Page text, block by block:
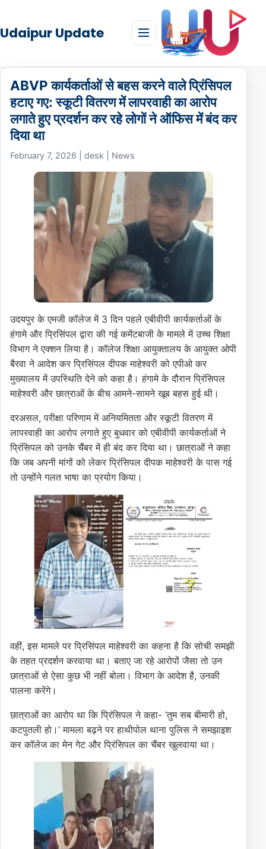
Udaipur Update
Home
News
Classifieds
Wedding
Hotels
Places to Visit
Festivals
Featured
About
ABVP कार्यकर्ताओं से बहस करने वाले प्रिंसिपल
हटाए गए: स्कूटी वितरण में लापरवाही का आरोप
लगाते हुए प्रदर्शन कर रहे लोगों ने ऑफिस में बंद कर
दिया था
February 7, 2026 | desk | News
उदयपुर के एमजी कॉलेज में 3 दिन पहले एबीवीपी कार्यकर्ताओं के
हंगामे और प्रिसिंपल द्वारा की गई कमेंटबाजी के मामले में उच्च शिक्षा
विभाग ने एक्शन लिया है। कॉलेज शिक्षा आयुक्तालय के आयुक्त ओपी
बैरवा ने आदेश कर प्रिसिंपल दीपक माहेश्वरी को एपीओ कर
मुख्यालय में उपस्थिति देने को कहा है। हंगामे के दौरान प्रिंसिपल
माहेश्वरी और छात्राओं के बीच आमने-सामने खूब बहस हुई थी।
दरअसल, परीक्षा परिणाम में अनियमितता और स्कूटी वितरण में
लापरवाही का आरोप लगाते हुए बुधवार को एबीवीपी कार्यकर्ताओं ने
प्रिंसिपल को उनके चैंबर में ही बंद कर दिया था। छात्राओं ने कहा
कि जब अपनी मांगों को लेकर प्रिंसिपल दीपक माहेश्वरी के पास गई
तो उन्होंने गलत भाषा का प्रयोग किया।
वहीं, इस मामले पर प्रिसिंपल माहेश्वरी का कहना है कि सोची समझी
के तहत प्रदर्शन करवाया था। बताए जा रहे आरोपों जैसा तो उन
छात्राओं से ऐसा कुछ भी नहीं बोला। विभाग के आदेश है, उनकी
पालना करेंगे।
छात्राओं का आरोप था कि प्रिंसिपल ने कहा- ‘तुम सब बीमारी हो,
कटपुतली हो।’ मामला बढ़ने पर हाथीपोल थाना पुलिस ने समझाइश
कर कॉलेज का मेन गेट और प्रिंसिपल का चैंबर खुलवाया था।